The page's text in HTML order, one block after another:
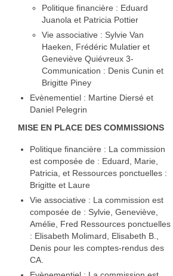
Politique financière : Eduard
Juanola et Patricia Pottier
Vie associative : Sylvie Van
Haeken, Frédéric Mulatier et
Geneviève Quiévreux 3-
Communication : Denis Cunin et
Brigitte Piney
Evènementiel : Martine Diersé et
Daniel Pelegrin
MISE EN PLACE DES COMMISSIONS
Politique financière : La commission
est composée de : Eduard, Marie,
Patricia, et Ressources ponctuelles :
Brigitte et Laure
Vie associative : La commission est
composée de : Sylvie, Geneviève,
Amélie, Fred Ressources ponctuelles
: Elisabeth Molimard, Elisabeth B.,
Denis pour les comptes-rendus des
CA.